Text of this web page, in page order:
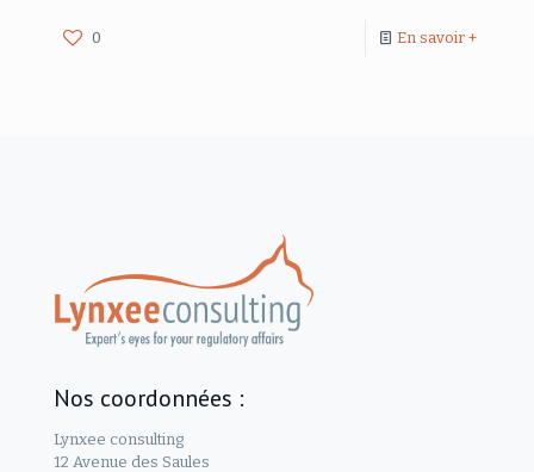
0 En savoir +
Nos coordonnées :
Lynxee consulting
12 Avenue des Saules